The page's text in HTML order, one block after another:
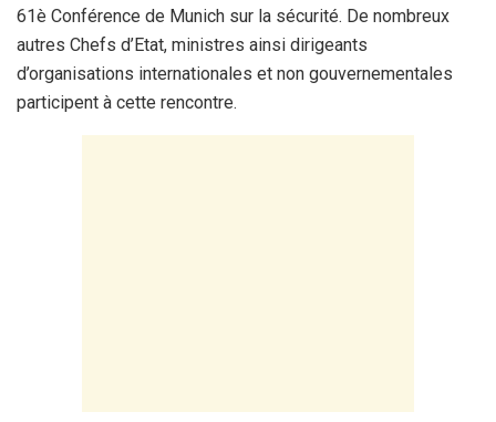
61è Conférence de Munich sur la sécurité. De nombreux
autres Chefs d’Etat, ministres ainsi dirigeants
d’organisations internationales et non gouvernementales
participent à cette rencontre.